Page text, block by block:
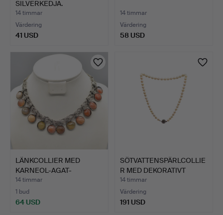
SILVERKEDJA.
14 timmar
Värdering
41 USD
14 timmar
Värdering
58 USD
LÄNKCOLLIER MED
KARNEOL-AGAT-
CABOCHONER, F…
14 timmar
1 bud
64 USD
SÖTVATTENSPÄRLCOLLIE
R MED DEKORATIVT
SMYCK…
14 timmar
Värdering
191 USD